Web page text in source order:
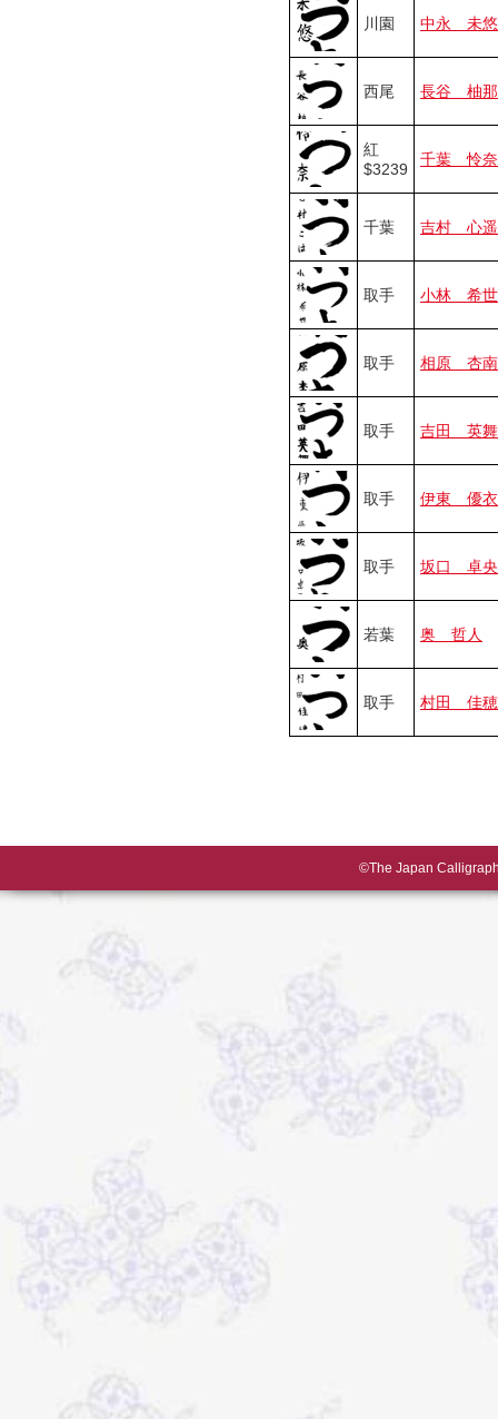
川園 中永 未悠
西尾 長谷 柚那
紅
$3239
千葉 怜奈
千葉 吉村 心遥
取手 小林 希世
取手 相原 杏南
取手 吉田 英
取手 伊東 優衣
取手 坂口 卓央
若葉 奥 哲人
取手 村田 佳穂
©The Japan